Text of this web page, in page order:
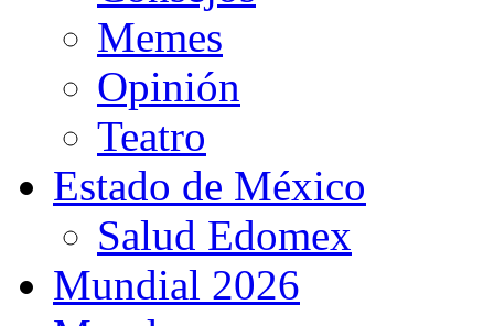
Memes
Opinión
Teatro
Estado de México
Salud Edomex
Mundial 2026